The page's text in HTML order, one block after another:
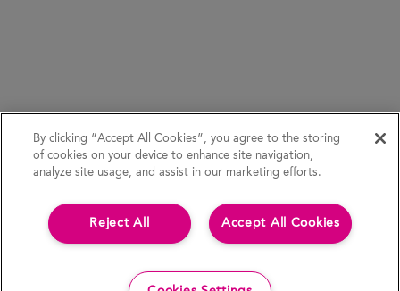
By clicking “Accept All Cookies”, you agree to the storing
of cookies on your device to enhance site navigation,
analyze site usage, and assist in our marketing efforts.
Accept All Cookies
Reject All